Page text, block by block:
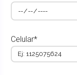
Celular*